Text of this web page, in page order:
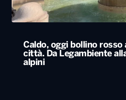
Caldo, oggi bollino rosso
città. Da Legambiente
alpini